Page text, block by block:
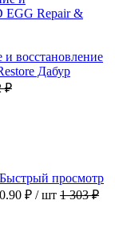
восстановление
Дабур
₽
Быстрый просмотр
₽ / шт 1 303 ₽